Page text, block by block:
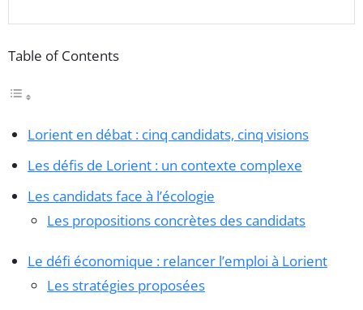
Table of Contents
Lorient en débat : cinq candidats, cinq visions
Les défis de Lorient : un contexte complexe
Les candidats face à l’écologie
Les propositions concrètes des candidats
Le défi économique : relancer l’emploi à Lorient
Les stratégies proposées